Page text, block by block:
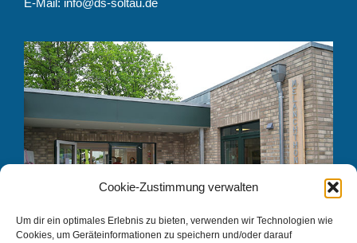
Cookie-Zustimmung verwalten
Um dir ein optimales Erlebnis zu bieten, verwenden wir Technologien wie
Cookies, um Geräteinformationen zu speichern und/oder darauf
E-Mail: info@ds-soltau.de